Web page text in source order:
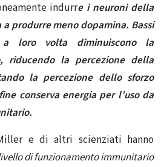
indurre i neuroni della
produrre meno dopamina. Bassi
loro volta diminuiscono la
riducendo la percezione della
la percezione dello sforzo
conserva energia per l’uso da
e di altri scienziati hanno
di funzionamento immunitario